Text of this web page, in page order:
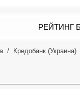
РЕЙТИНГ
Кредобанк (Украина)